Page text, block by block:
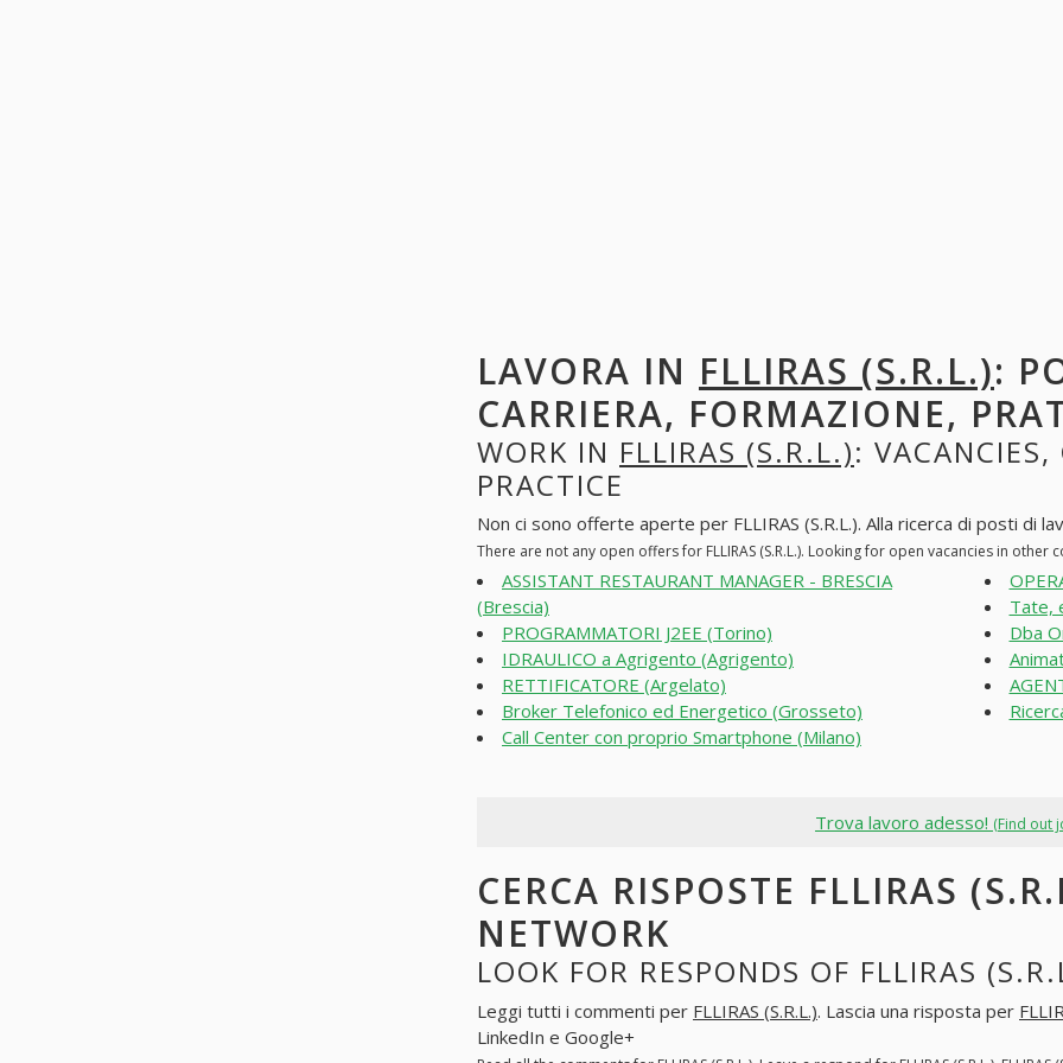
LAVORA IN FLLIRAS (S.R.L.):
CARRIERA, FORMAZIONE,
WORK IN FLLIRAS (S.R.L.):
PRACTICE
Non ci sono offerte aperte per FLLIRAS (S.R.L.). Alla ricerca di posti di
There are not any open offers for FLLIRAS (S.R.L.). Looking for open vacancies in other
ASSISTANT RESTAURANT MANAGER - BRESCIA
(Brescia)
PROGRAMMATORI J2EE (Torino)
IDRAULICO a Agrigento (Agrigento)
RETTIFICATORE (Argelato)
Broker Telefonico ed Energetico (Grosseto)
Call Center con proprio Smartphone (Milano)
Tate,
Dba
Trova lavoro adesso! (Find out
CERCA RISPOSTE FLLIRAS
NETWORK
LOOK FOR RESPONDS OF FLLIRAS
Leggi tutti i commenti per FLLIRAS (S.R.L.). Lascia una risposta per
LinkedIn e Google+